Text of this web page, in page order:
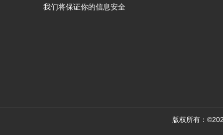
我们将保证你的信息安全
版权所有：